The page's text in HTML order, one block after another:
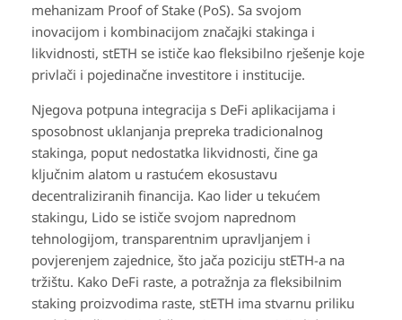
mehanizam Proof of Stake (PoS). Sa svojom
inovacijom i kombinacijom značajki stakinga i
likvidnosti, stETH se ističe kao fleksibilno rješenje koje
privlači i pojedinačne investitore i institucije.
Njegova potpuna integracija s DeFi aplikacijama i
sposobnost uklanjanja prepreka tradicionalnog
stakinga, poput nedostatka likvidnosti, čine ga
ključnim alatom u rastućem ekosustavu
decentraliziranih financija. Kao lider u tekućem
stakingu, Lido se ističe svojom naprednom
tehnologijom, transparentnim upravljanjem i
povjerenjem zajednice, što jača poziciju stETH-a na
tržištu. Kako DeFi raste, a potražnja za fleksibilnim
staking proizvodima raste, stETH ima stvarnu priliku